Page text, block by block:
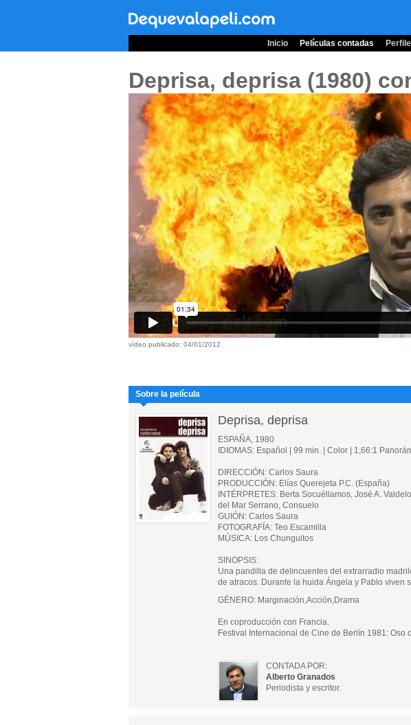
Inicio Películas contadas
Deprisa, deprisa (1980)
vídeo publicado: 04/01/2012
Sobre la película
Deprisa, deprisa
ESPAÑA, 1980
IDIOMAS: Español | 99 min. | Color | 1,66:1
DIRECCIÓN: Carlos Saura
PRODUCCIÓN: Elías Querejeta P.C. (España)
INTÉRPRETES: Berta Socuéllamos, José A.
del Mar Serrano, Consuelo
GUIÓN: Carlos Saura
FOTOGRAFÍA: Teo Escamilla
MÚSICA: Los Chunguitos
SINOPSIS:
Una pandilla de delincuentes del extrarradio
de atracos. Durante la huida Ángela y Pablo viven
GÉNERO: Marginación,Acción,Drama
En coproducción con Francia.
Festival Internacional de Cine de Berlín 1981: Oso
CONTADA POR:
Alberto Granados
Periodista y escritor.